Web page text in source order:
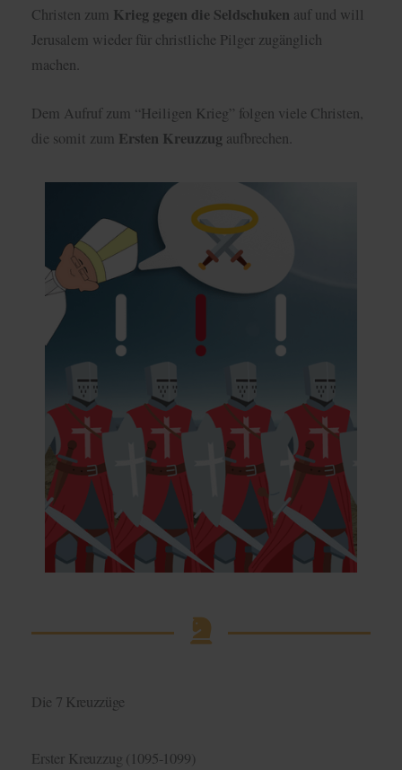
Christen zum Krieg gegen die Seldschuken auf und will
Jerusalem wieder für christliche Pilger zugänglich
machen.
Dem Aufruf zum “Heiligen Krieg” folgen viele Christen,
die somit zum Ersten Kreuzzug aufbrechen.
Die 7 Kreuzzüge
Erster Kreuzzug (1095-1099)